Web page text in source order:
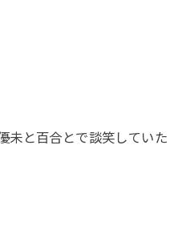
未と百合とで談笑していた